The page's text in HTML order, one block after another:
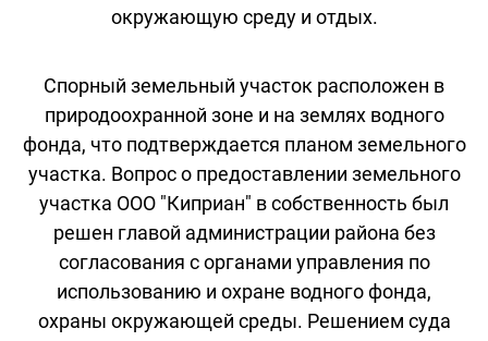
окружающую среду и отдых.
Спорный земельный участок расположен в
природоохранной зоне и на землях водного
фонда, что подтверждается планом земельного
участка. Вопрос о предоставлении земельного
участка ООО "Киприан" в собственность был
решен главой администрации района без
согласования с органами управления по
использованию и охране водного фонда,
охраны окружающей среды. Решением суда